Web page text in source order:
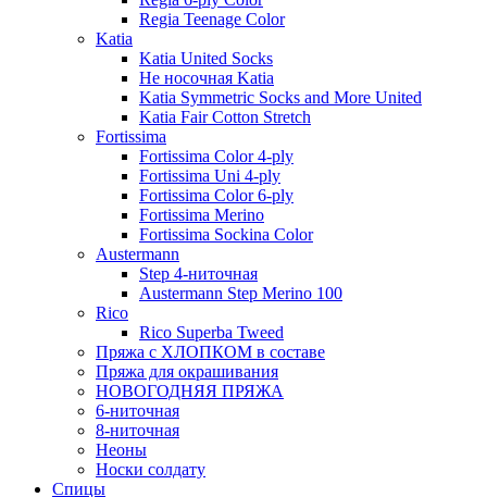
Regia Teenage Color
Katia
Katia United Socks
Не носочная Katia
Katia Symmetric Socks and More United
Katia Fair Cotton Stretch
Fortissima
Fortissima Color 4-ply
Fortissima Uni 4-ply
Fortissima Color 6-ply
Fortissima Merino
Fortissima Sockina Color
Austermann
Step 4-ниточная
Austermann Step Merino 100
Rico
Rico Superba Tweed
Пряжа с ХЛОПКОМ в составе
Пряжа для окрашивания
НОВОГОДНЯЯ ПРЯЖА
6-ниточная
8-ниточная
Неоны
Носки солдату
Спицы